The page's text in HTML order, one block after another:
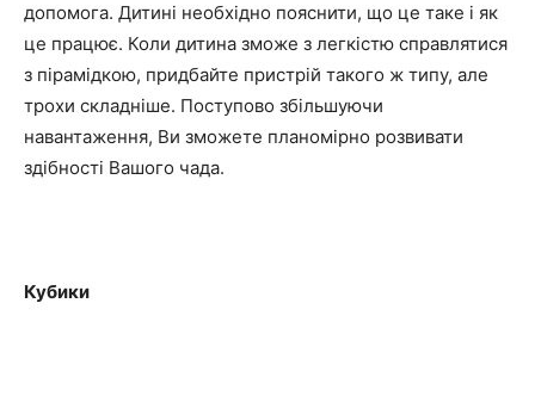
допомога. Дитині необхідно пояснити, що це таке і як
це працює. Коли дитина зможе з легкістю справлятися
з пірамідкою, придбайте пристрій такого ж типу, але
трохи складніше. Поступово збільшуючи
навантаження, Ви зможете планомірно розвивати
здібності Вашого чада.
Кубики